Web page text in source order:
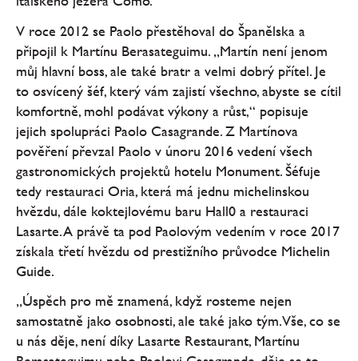
V roce 2012 se Paolo přestěhoval do Španělska a
připojil k Martínu Berasateguimu. „Martín není jenom
můj hlavní boss, ale také bratr a velmi dobrý přítel. Je
to osvícený šéf, který vám zajistí všechno, abyste se cítil
komfortně, mohl podávat výkony a růst,“ popisuje
jejich spolupráci Paolo Casagrande. Z Martínova
pověření převzal Paolo v únoru 2016 vedení všech
gastronomických projektů hotelu Monument. Šéfuje
tedy restauraci Oria, která má jednu michelinskou
hvězdu, dále koktejlovému baru Hall0 a restauraci
Lasarte. A právě ta pod Paolovým vedením v roce 2017
získala třetí hvězdu od prestižního průvodce Michelin
Guide.
„Úspěch pro mě znamená, když rosteme nejen
samostatně jako osobnosti, ale také jako tým. Vše, co se
u nás děje, není díky Lasarte Restaurant, Martínu